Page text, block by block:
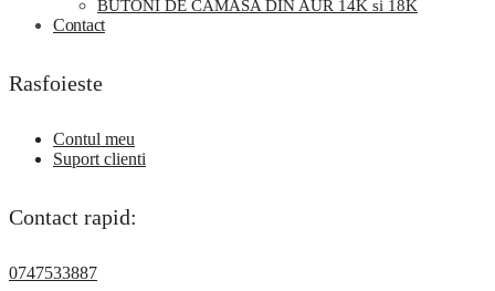
BUTONI DE CAMASA DIN AUR 14K si 18K
Contact
Rasfoieste
Contul meu
Suport clienti
Contact rapid:
0747533887